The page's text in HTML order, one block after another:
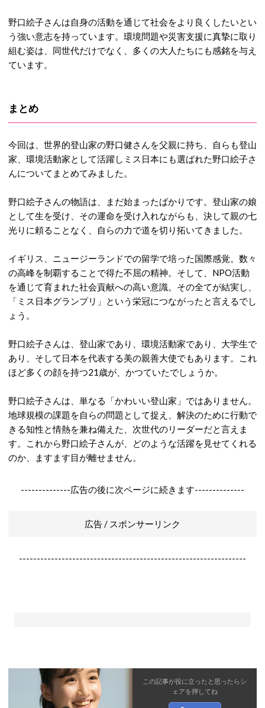
野口絵子さんは自身の活動を通じて社会をより良くしたいとい
う強い意志を持っています。環境問題や災害支援に真摯に取り
組む姿は、同世代だけでなく、多くの大人たちにも感銘を与え
ています。
まとめ
今回は、世界的登山家の野口健さんを父親に持ち、自らも登山
家、環境活動家として活躍しミス日本にも選ばれた野口絵子さ
んについてまとめてみました。
野口絵子さんの物語は、まだ始まったばかりです。登山家の娘
として生を受け、その運命を受け入れながらも、決して親の七
光りに頼ることなく、自らの力で道を切り拓いてきました。
イギリス、ニュージーランドでの留学で培った国際感覚。数々
の高峰を制覇することで得た不屈の精神。そして、NPO活動
を通じて育まれた社会貢献への高い意識。その全てが結実し、
「ミス日本グランプリ」という栄冠につながったと言えるでし
ょう。
野口絵子さんは、登山家であり、環境活動家であり、大学生で
あり、そして日本を代表する美の親善大使でもあります。これ
ほど多くの顔を持つ21歳が、かつていたでしょうか。
野口絵子さんは、単なる「かわいい登山家」ではありません。
地球規模の課題を自らの問題として捉え、解決のために行動で
きる知性と情熱を兼ね備えた、次世代のリーダーだと言えま
す。これから野口絵子さんが、どのような活躍を見せてくれる
のか、ますます目が離せません。
--------------広告の後に次ページに続きます--------------
広告 / スポンサーリンク
----------------------------------------------------------------
この記事が役に立ったと思ったらシ
ェアを押してね